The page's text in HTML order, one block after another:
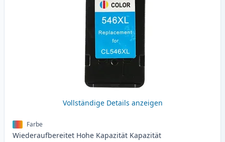
Vollständige Details anzeigen
Farbe
Wiederaufbereitet Hohe Kapazität Kapazität